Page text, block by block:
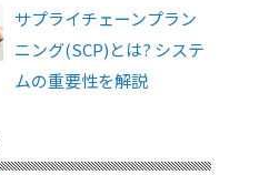
サプライチェーンプラン
ニング(SCP)とは? システ
ムの重要性を解説